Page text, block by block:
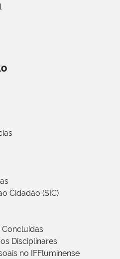
Cidadão (SIC)
Disciplinares
no IFFluminense